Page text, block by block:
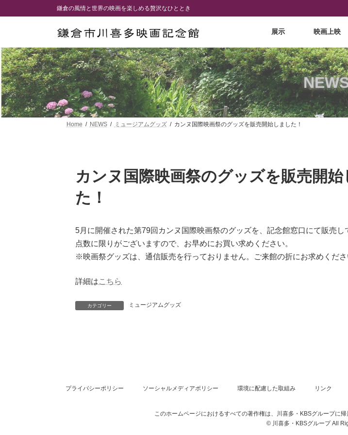
へ
ス
キ
ッ
プ
ョ
ン
に
移
動
鎌倉の風情と世界の映画を楽しめる贅沢なひととき
展示 映画上映
Home NEWS ミュージアムグッズ カンヌ国際映画祭のグッズを販売開始しました！
カンヌ国際映画祭のグッズを販売開始
た！
5月に開催された第79回カンヌ国際映画祭のグッズを、記念館窓口にて販売し
点数に限りがございますので、お早めにお買い求めください。
※映画祭グッズは、通信販売を行っておりません。ご来館の折にお求めくださ
詳細はこちら
カテゴリー ミュージアムグッズ
プライバシーポリシー ソーシャルメディアポリシー 環境に配慮した取組み リンク
このホームページにおけるすべての著作権は、川喜多・KBSグループに
© 川喜多・KBSグループ All